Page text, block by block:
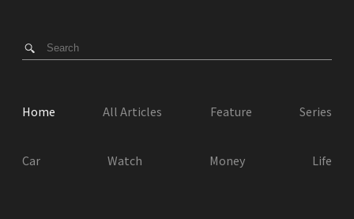
Home All Articles Feature Series
Car Watch Money Life